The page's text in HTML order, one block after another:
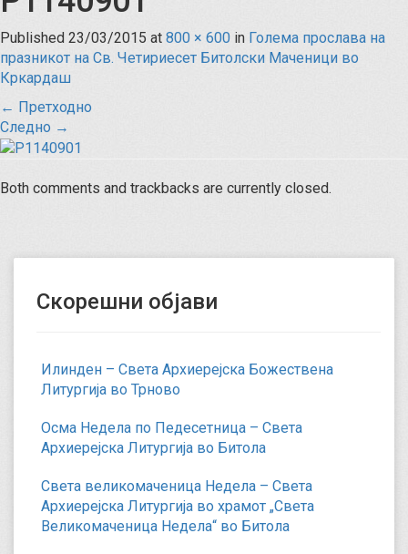
Published 23/03/2015 at 800 × 600 in Голема прослава на
празникот на Св. Четириесет Битолски Маченици во
Кркардаш
← Претходно
Следно →
Both comments and trackbacks are currently closed.
Скорешни објави
Илинден – Света Архиерејска Божествена
Литургија во Трново
Осма Недела по Педесетница – Света
Архиерејска Литургија во Битола
Света великомаченица Недела – Света
Архиерејска Литургија во храмот „Света
Великомаченица Недела“ во Битола